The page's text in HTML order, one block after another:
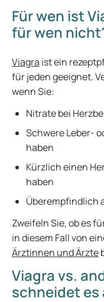
Für wen ist
für wen
Viagra ist ein
für jeden geeignet.
wenn Sie:
Nitrate bei
Schwere Leber-
haben
Kürzlich einen
haben
Überempfindlich
Zweifeln Sie, ob es
in diesem Fall von
Ärztinnen und Ärzte
Viagra vs.
schneidet es